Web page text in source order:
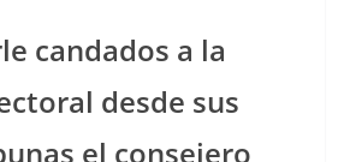
candados a la
desde sus
el consejero